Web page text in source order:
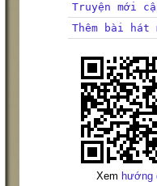
Truyện mới
Thêm bài hát
Xem hướng